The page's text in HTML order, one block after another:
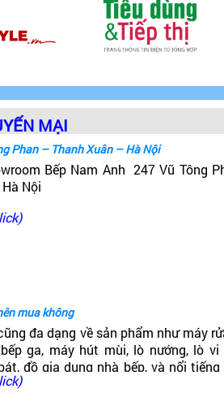
MẠI
Phan – Thanh Xuân – Hà Nội
Bếp Nam Anh 247 Vũ Tông
Nội
mua không
đa dạng về sản phẩm như máy
ga, máy hút mùi, lò nướng, lò vi
đồ gia dụng nhà bếp, và nổi tiếng
từ Canzy. Vậy Bếp từ Canzy của